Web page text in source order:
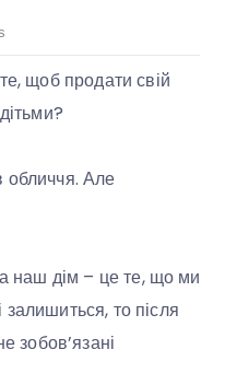
щоб продати свій
обличчя. Але
наш дім – це те, що ми
то після
зобов’язані